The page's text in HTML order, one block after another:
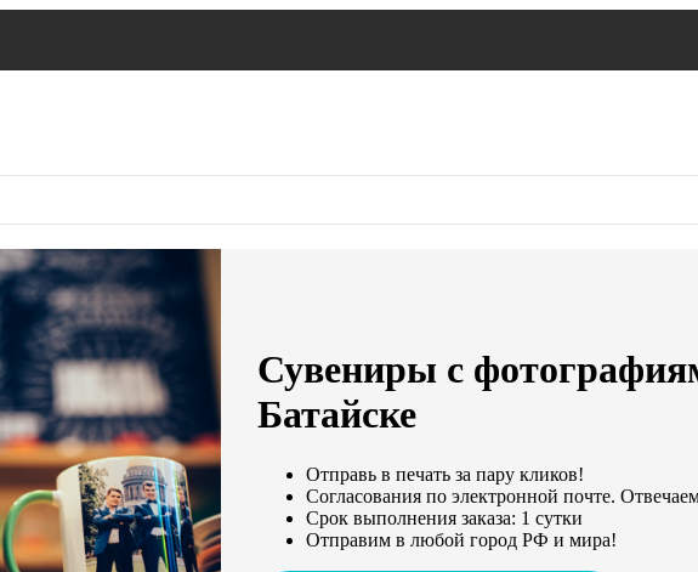
Сувениры с
Батайске
Отправь в печать за пару кликов!
Согласования по электронной почте.
Срок выполнения заказа: 1 сутки
Отправим в любой город РФ и мира!